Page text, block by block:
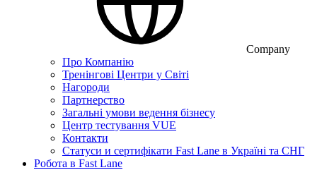
Company
Про Компанію
Тренінгові Центри у Світі
Нагороди
Партнерство
Загальні умови ведення бізнесу
Центр тестування VUE
Контакти
Статуси и сертифікати Fast Lane в Україні та СНГ
Робота в Fast Lane